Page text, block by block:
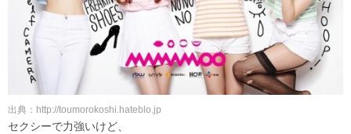
出典：http://toumorokoshi.hateblo.jp
セクシーで力強いけど、